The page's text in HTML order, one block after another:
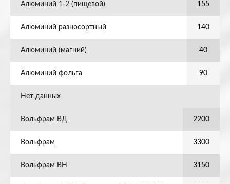
Алюминий 1-2 (пищевой) 155
Алюминий разносортный 140
Алюминий (магний) 40
Алюминий фольга 90
Нет данных
Вольфрам ВД 2200
Вольфрам 3300
Вольфрам ВН 3150